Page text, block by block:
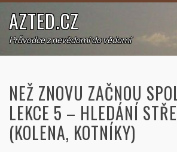
AZTED.CZ
Průvodce z nevědomí do vědomí
NEŽ ZNOVU ZAČNOU
LEKCE 5 – HLEDÁNÍ
(KOLENA, KOTNÍKY)